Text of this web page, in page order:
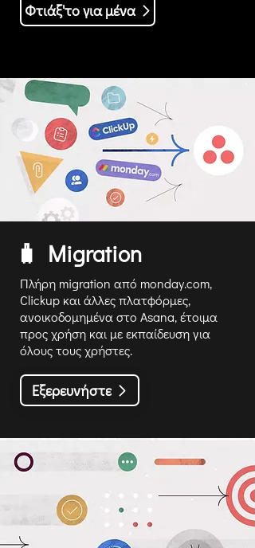
Φτιάξ'το για μένα
🧳 Migration
Πλήρη migration από monday.com,
Clickup και άλλες πλατφόρμες,
ανοικοδομημένα στο Asana, έτοιμα
προς χρήση και με εκπαίδευση για
όλους τους χρήστες.
Εξερευνήστε